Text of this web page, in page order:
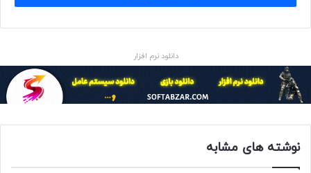
گوشی جدید سامسونگ از تراشه‌ی هشت‌هسته‌ای ناشناخته با
گیگاهرتز است.
دیافراگم لنز f/2.2 درون بریدگی وی‌ شکل و در قسمت پشتی از
دریچه‌ی دیافراگم لنز f/1.8 و حسگر عمق‌سنج ۲ مگاپیکسلی با
دانلود نرم افزار
نوشته های مشابه